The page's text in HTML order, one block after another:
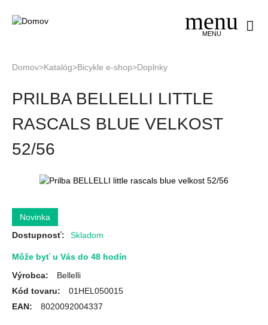
MENU
sa
tu
Domov>Katalóg>Bicykle e-shop>Doplnky
to
PRILBA BELLELLI LITTLE
RASCALS BLUE VELKOST
52/56
Dostupnosť: Skladom
Môže byť u Vás do 48 hodín
Výrobca:
Bellelli
Kód tovaru:
01HEL050015
EAN:
8020092004337